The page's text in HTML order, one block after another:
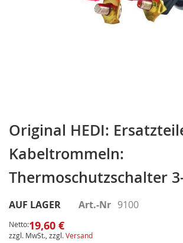
Original HEDI:
Kabeltrommeln:
Thermoschutzschalter
AUF LAGER Art.-Nr 9100
Netto:19,60 €
zzgl. MwSt., zzgl.Versand
Anfang
der
Bildergalerie